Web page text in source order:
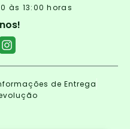
às 13:00 horas
de Entrega